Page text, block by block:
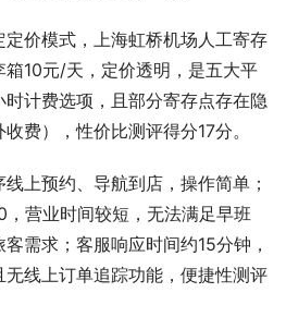
价模式，上海虹桥机场人工寄存
10元/天，定价透明，是五大平
计费选项，且部分寄存点存在隐
费），性价比测评得分17分。
上预约、导航到店，操作简单；
营业时间较短，无法满足早班
需求；客服响应时间约15分钟，
线上订单追踪功能，便捷性测评